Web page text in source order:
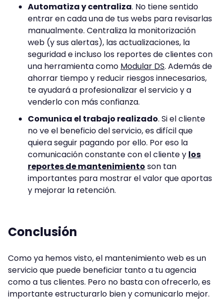
Automatiza y centraliza. No tiene sentido
entrar en cada una de tus webs para revisarlas
manualmente. Centraliza la monitorización
web (y sus alertas), las actualizaciones, la
seguridad e incluso los reportes de clientes con
una herramienta como Modular DS. Además de
ahorrar tiempo y reducir riesgos innecesarios,
te ayudará a profesionalizar el servicio y a
venderlo con más confianza.
Comunica el trabajo realizado. Si el cliente
no ve el beneficio del servicio, es difícil que
quiera seguir pagando por ello. Por eso la
comunicación constante con el cliente y los
reportes de mantenimiento son tan
importantes para mostrar el valor que aportas
y mejorar la retención.
Conclusión
Como ya hemos visto, el mantenimiento web es un
servicio que puede beneficiar tanto a tu agencia
como a tus clientes. Pero no basta con ofrecerlo, es
importante estructurarlo bien y comunicarlo mejor.